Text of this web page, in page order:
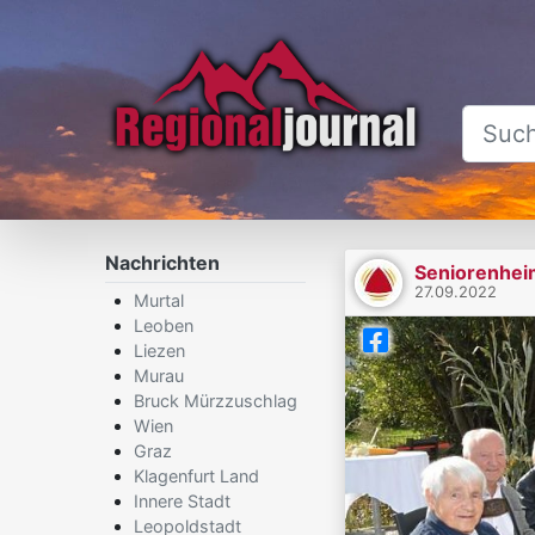
Nachrichten
Murtal
Leoben
Liezen
Murau
Bruck Mürzzuschlag
Wien
Graz
Klagenfurt Land
Innere Stadt
Leopoldstadt
27.09.2022